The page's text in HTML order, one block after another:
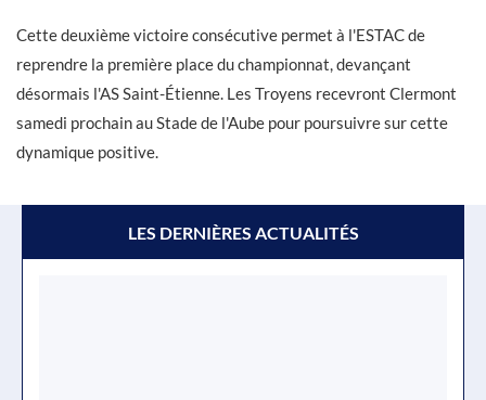
Cette deuxième victoire consécutive permet à l'ESTAC de
reprendre la première place du championnat, devançant
désormais l'AS Saint-Étienne. Les Troyens recevront Clermont
samedi prochain au Stade de l'Aube pour poursuivre sur cette
dynamique positive.
LES DERNIÈRES ACTUALITÉS